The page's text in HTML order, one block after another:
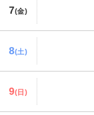
7(金)
8(土)
9(日)